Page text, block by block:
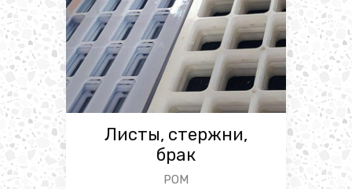
Листы, стержни,
брак
POM